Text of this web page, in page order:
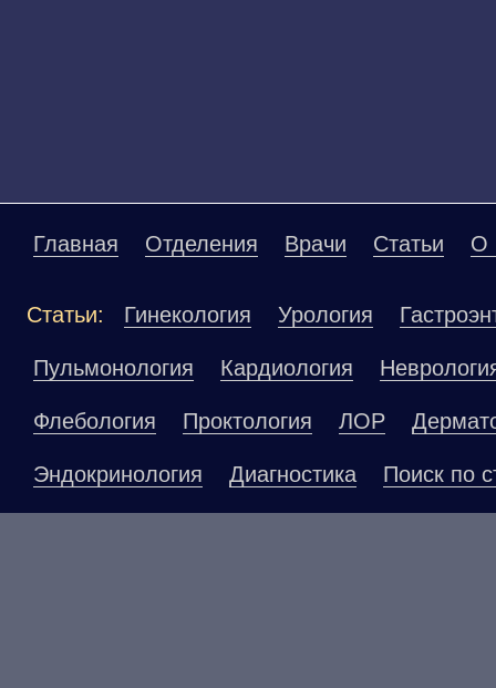
Главная Отделения Врачи Статьи О
Статьи: Гинекология Урология
Пульмонология Кардиология
Флебология Проктология ЛОР
Эндокринология Диагностика Поиск по